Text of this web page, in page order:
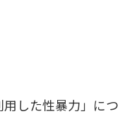
した性暴力」につ